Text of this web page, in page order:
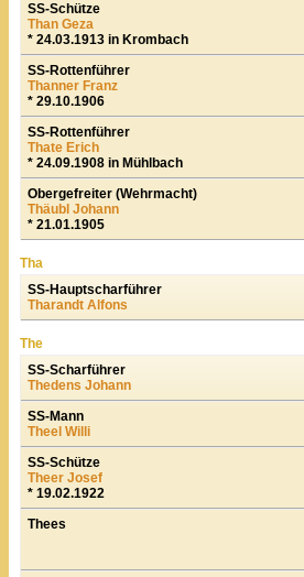
SS-Schütze
Than Geza
* 24.03.1913 in Krombach
SS-Rottenführer
Thanner Franz
* 29.10.1906
SS-Rottenführer
Thate Erich
* 24.09.1908 in Mühlbach
Obergefreiter (Wehrmacht)
Thäubl Johann
* 21.01.1905
Tha
SS-Hauptscharführer
Tharandt Alfons
The
SS-Scharführer
Thedens Johann
SS-Mann
Theel Willi
SS-Schütze
Theer Josef
* 19.02.1922
Thees